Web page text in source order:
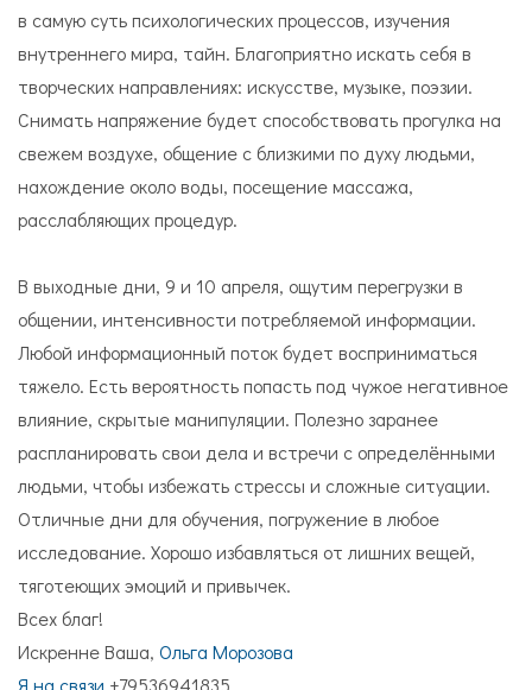
в самую суть психологических процессов, изучения
внутреннего мира, тайн. Благоприятно искать себя в
творческих направлениях: искусстве, музыке, поэзии.
Снимать напряжение будет способствовать прогулка на
свежем воздухе, общение с близкими по духу людьми,
нахождение около воды, посещение массажа,
расслабляющих процедур.
В выходные дни, 9 и 10 апреля, ощутим перегрузки в
общении, интенсивности потребляемой информации.
Любой информационный поток будет восприниматься
тяжело. Есть вероятность попасть под чужое негативное
влияние, скрытые манипуляции. Полезно заранее
распланировать свои дела и встречи с определёнными
людьми, чтобы избежать стрессы и сложные ситуации.
Отличные дни для обучения, погружение в любое
исследование. Хорошо избавляться от лишних вещей,
тяготеющих эмоций и привычек.
Всех благ!
Искренне Ваша, Ольга Морозова
Я на связи +79536941835